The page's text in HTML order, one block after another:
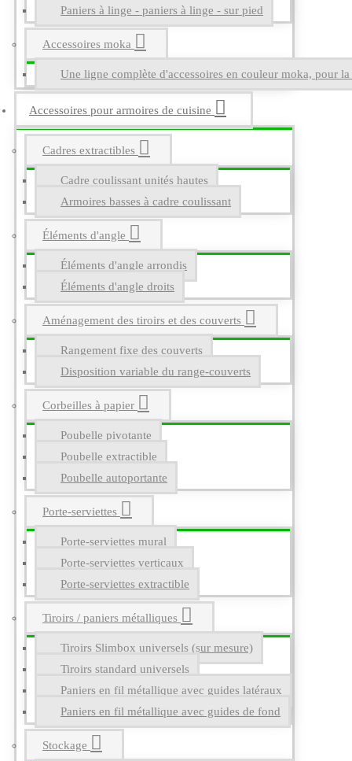
Paniers à linge - paniers à linge - sur pied
Accessoires moka
Une ligne complète d'accessoires en couleur moka, pour
Accessoires pour armoires de cuisine
Cadres extractibles
Cadre coulissant unités hautes
Armoires basses à cadre coulissant
Éléments d'angle
Éléments d'angle arrondis
Éléments d'angle droits
Aménagement des tiroirs et des couverts
Rangement fixe des couverts
Disposition variable du range-couverts
Corbeilles à papier
Poubelle pivotante
Poubelle extractible
Poubelle autoportante
Porte-serviettes
Porte-serviettes mural
Porte-serviettes verticaux
Porte-serviettes extractible
Tiroirs / paniers métalliques
Tiroirs Slimbox universels (sur mesure)
Tiroirs standard universels
Paniers en fil métallique avec guides latéraux
Paniers en fil métallique avec guides de fond
Stockage